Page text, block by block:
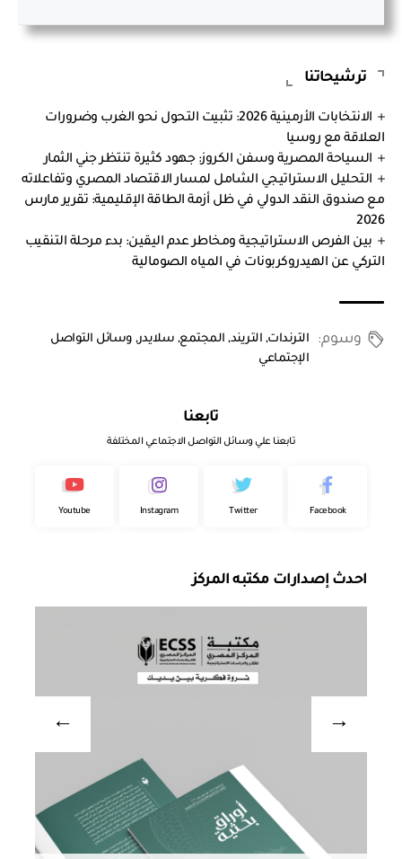
ترشيحاتنا
الانتخابات الأرمينية 2026: تثبيت التحول نحو الغرب وضرورات
العلاقة مع روسيا
السياحة المصرية وسفن الكروز: جهود كثيرة تنتظر جني الثمار
التحليل الاستراتيجي الشامل لمسار الاقتصاد المصري وتفاعلاته
مع صندوق النقد الدولي في ظل أزمة الطاقة الإقليمية: تقرير مارس
2026
بين الفرص الاستراتيجية ومخاطر عدم اليقين: بدء مرحلة التنقيب
التركي عن الهيدروكربونات في المياه الصومالية
وسوم: الترندات,التريند,المجتمع,سلايدر,وسائل التواصل
الإجتماعي
تابعنا
تابعنا علي وسائل التواصل الاجتماعي المختلفة
Facebook
Twitter
Instagram
Youtube
احدث إصدارات مكتبه المركز